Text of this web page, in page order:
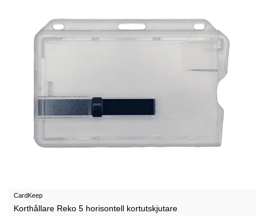
CardKeep
Korthållare Reko 5 horisontell kortutskjutare